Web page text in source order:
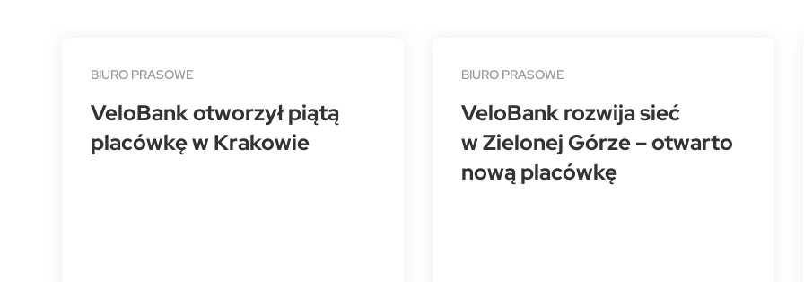
BIURO PRASOWE
VeloBank otworzył piątą
placówkę w Krakowie
BIURO PRASOWE
VeloBank rozwija sieć
w Zielonej Górze – otwarto
nową placówkę